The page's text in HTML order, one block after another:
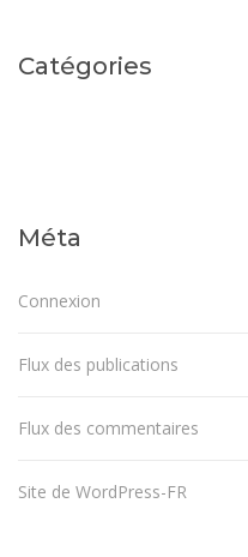
Catégories
Méta
Connexion
Flux des publications
Flux des commentaires
Site de WordPress-FR